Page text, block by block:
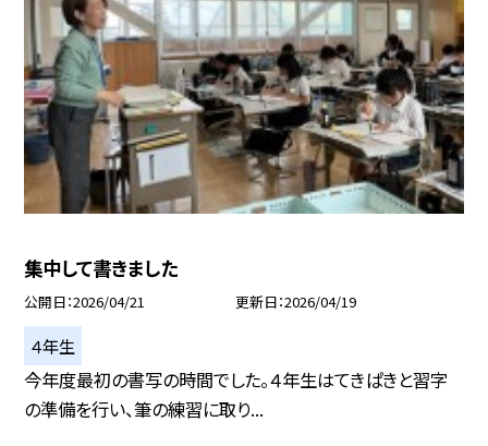
集中して書きました
公開日 2026/04/21 更新日 2026/04/19
４年生
今年度最初の書写の時間でした。４年生はてきぱきと習字
の準備を行い、筆の練習に取り...